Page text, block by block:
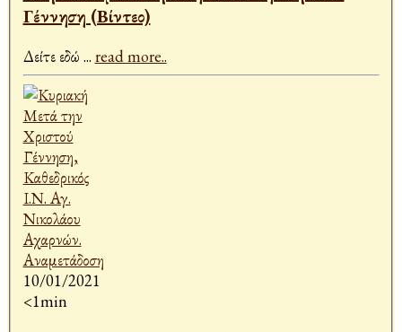
Γέννηση (Βίντεο)
Δείτε εδώ ... read more..
10/01/2021
<1min